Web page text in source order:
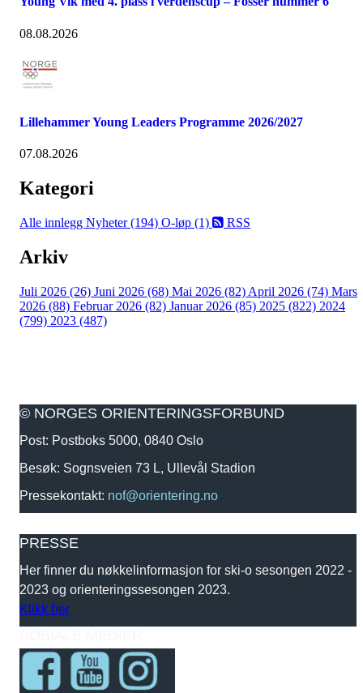
08.08.2026
Lillehammer Young Leaders Programme 2026/2027
07.08.2026
Kategori
Alle innlegg Nyheter (194) O-løp (1) RSS
Arkiv
Juli 2026 (26) Juni 2026 (68) Mai 2026 (82) April 2026 (74) Mars
2026 (88) Februar 2026 (82) Januar 2026 (85) 2025 (822) 2024
(799) 2023 (487)
© NORGES ORIENTERINGSFORBUND
Post: Postboks 5000, 0840 Oslo
Besøk: Sognsveien 73 L, Ullevål Stadion
Pressekontakt: nof@orientering.no
PRESSE
Her finner du nøkkelinformasjon for ski-o sesongen 2022 -
2023 og orienteringssesongen 2023.
Klikk her